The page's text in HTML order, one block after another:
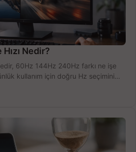
Nedir?
60Hz 144Hz 240Hz farkı ne işe
kullanım için doğru Hz seçimini